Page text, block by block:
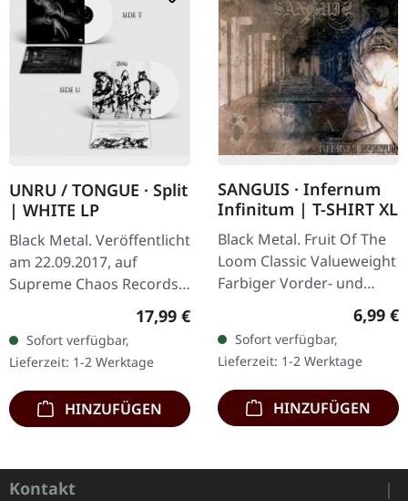
UNRU / TONGUE · Split
| WHITE LP
Black Metal. Veröffentlicht
am 22.09.2017, auf
Supreme Chaos Records.
Weißes Vinyl, limitiert auf
handnummerierte
Exemplare. · 180g Vinyl
für…
Regulärer Preis:
17,99 €
Sofort verfügbar,
Lieferzeit: 1-2 Werktage
HINZUFÜGEN
SANGUIS · Infernum
Infinitum | T-SHIRT XL
Black Metal. Fruit Of The
Loom Classic Valueweight
Farbiger Vorder- und
6,99 €
Sofort verfügbar,
Lieferzeit: 1-2 Werktage
HINZUFÜGEN
Kontakt